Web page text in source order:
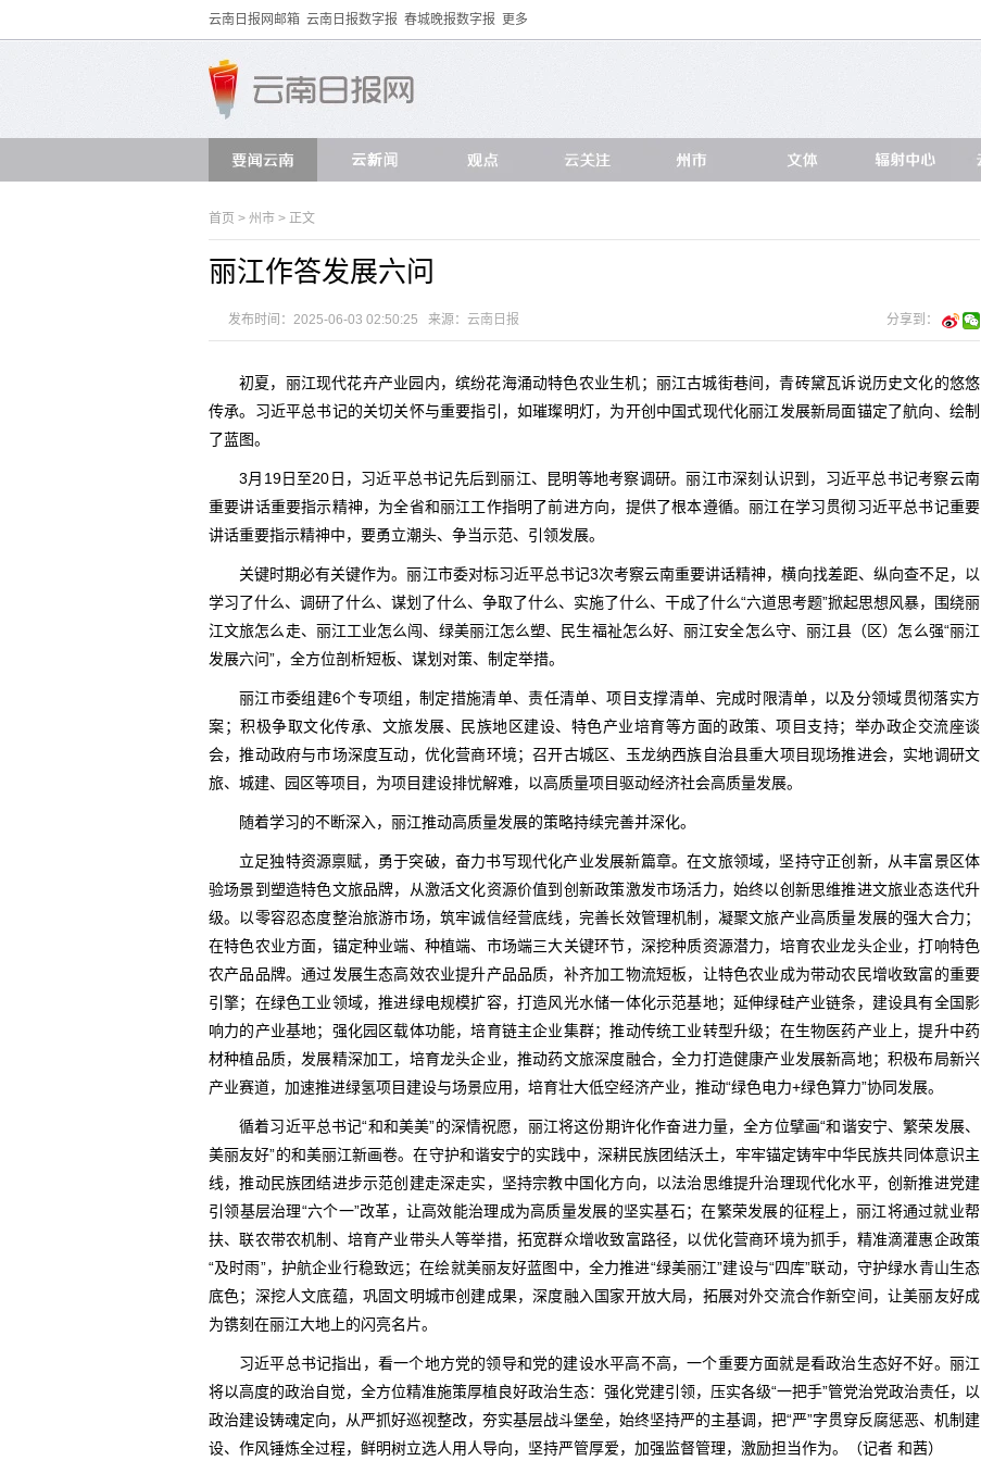
云南日报网邮箱 云南日报数字报 春城晚报数字报 更多
首页 > 州市 > 正文
丽江作答发展六问
发布时间：2025-06-03 02:50:25 来源： 云南日报 分享到：
初夏，丽江现代花卉产业园内，缤纷花海涌动特色农业生机；丽江古城街巷间，青砖黛瓦诉说历史文化的悠悠
传承。习近平总书记的关切关怀与重要指引，如璀璨明灯，为开创中国式现代化丽江发展新局面锚定了航向、绘制
了蓝图。
3月19日至20日，习近平总书记先后到丽江、昆明等地考察调研。丽江市深刻认识到，习近平总书记考察云南
重要讲话重要指示精神，为全省和丽江工作指明了前进方向，提供了根本遵循。丽江在学习贯彻习近平总书记重要
讲话重要指示精神中，要勇立潮头、争当示范、引领发展。
关键时期必有关键作为。丽江市委对标习近平总书记3次考察云南重要讲话精神，横向找差距、纵向查不足，以
学习了什么、调研了什么、谋划了什么、争取了什么、实施了什么、干成了什么“六道思考题”掀起思想风暴，围绕丽
江文旅怎么走、丽江工业怎么闯、绿美丽江怎么塑、民生福祉怎么好、丽江安全怎么守、丽江县（区）怎么强“丽江
发展六问”，全方位剖析短板、谋划对策、制定举措。
丽江市委组建6个专项组，制定措施清单、责任清单、项目支撑清单、完成时限清单，以及分领域贯彻落实方
案；积极争取文化传承、文旅发展、民族地区建设、特色产业培育等方面的政策、项目支持；举办政企交流座谈
会，推动政府与市场深度互动，优化营商环境；召开古城区、玉龙纳西族自治县重大项目现场推进会，实地调研文
旅、城建、园区等项目，为项目建设排忧解难，以高质量项目驱动经济社会高质量发展。
随着学习的不断深入，丽江推动高质量发展的策略持续完善并深化。
立足独特资源禀赋，勇于突破，奋力书写现代化产业发展新篇章。在文旅领域，坚持守正创新，从丰富景区体
验场景到塑造特色文旅品牌，从激活文化资源价值到创新政策激发市场活力，始终以创新思维推进文旅业态迭代升
级。以零容忍态度整治旅游市场，筑牢诚信经营底线，完善长效管理机制，凝聚文旅产业高质量发展的强大合力；
在特色农业方面，锚定种业端、种植端、市场端三大关键环节，深挖种质资源潜力，培育农业龙头企业，打响特色
农产品品牌。通过发展生态高效农业提升产品品质，补齐加工物流短板，让特色农业成为带动农民增收致富的重要
引擎；在绿色工业领域，推进绿电规模扩容，打造风光水储一体化示范基地；延伸绿硅产业链条，建设具有全国影
响力的产业基地；强化园区载体功能，培育链主企业集群；推动传统工业转型升级；在生物医药产业上，提升中药
材种植品质，发展精深加工，培育龙头企业，推动药文旅深度融合，全力打造健康产业发展新高地；积极布局新兴
产业赛道，加速推进绿氢项目建设与场景应用，培育壮大低空经济产业，推动“绿色电力+绿色算力”协同发展。
循着习近平总书记“和和美美”的深情祝愿，丽江将这份期许化作奋进力量，全方位擘画“和谐安宁、繁荣发展、
美丽友好”的和美丽江新画卷。在守护和谐安宁的实践中，深耕民族团结沃土，牢牢锚定铸牢中华民族共同体意识主
线，推动民族团结进步示范创建走深走实，坚持宗教中国化方向，以法治思维提升治理现代化水平，创新推进党建
引领基层治理“六个一”改革，让高效能治理成为高质量发展的坚实基石；在繁荣发展的征程上，丽江将通过就业帮
扶、联农带农机制、培育产业带头人等举措，拓宽群众增收致富路径，以优化营商环境为抓手，精准滴灌惠企政策
“及时雨”，护航企业行稳致远；在绘就美丽友好蓝图中，全力推进“绿美丽江”建设与“四库”联动，守护绿水青山生态
底色；深挖人文底蕴，巩固文明城市创建成果，深度融入国家开放大局，拓展对外交流合作新空间，让美丽友好成
为镌刻在丽江大地上的闪亮名片。
习近平总书记指出，看一个地方党的领导和党的建设水平高不高，一个重要方面就是看政治生态好不好。丽江
将以高度的政治自觉，全方位精准施策厚植良好政治生态：强化党建引领，压实各级“一把手”管党治党政治责任，以
政治建设铸魂定向，从严抓好巡视整改，夯实基层战斗堡垒，始终坚持严的主基调，把“严”字贯穿反腐惩恶、机制建
设、作风锤炼全过程，鲜明树立选人用人导向，坚持严管厚爱，加强监督管理，激励担当作为。（记者 和茜）